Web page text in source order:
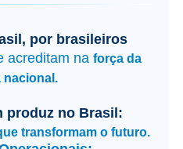
por brasileiros
acreditam na força da
nacional.
produz no Brasil:
transformam o futuro.